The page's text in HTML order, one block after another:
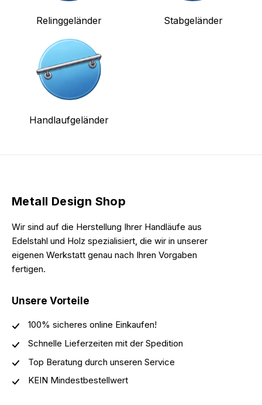
Relinggeländer Stabgeländer
Handlaufgeländer
Metall Design Shop
Wir sind auf die Herstellung Ihrer Handläufe aus
Edelstahl und Holz spezialisiert, die wir in unserer
eigenen Werkstatt genau nach Ihren Vorgaben
fertigen.
Unsere Vorteile
100% sicheres online Einkaufen!
Schnelle Lieferzeiten mit der Spedition
Top Beratung durch unseren Service
KEIN Mindestbestellwert